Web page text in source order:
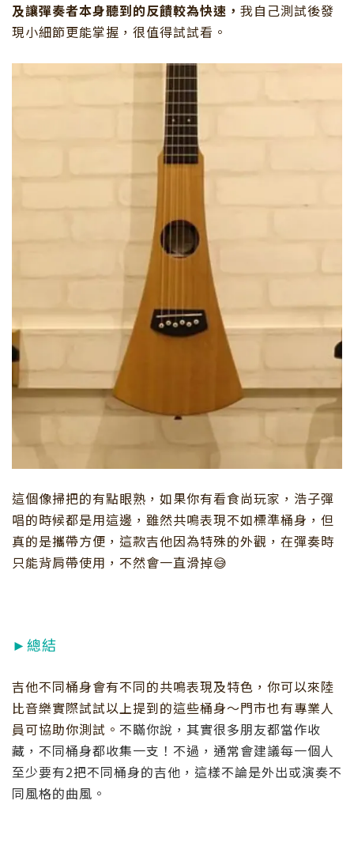
及讓彈奏者本身聽到的反饋較為快速， 我自己測試後發
現小細節更能掌握，很值得試試看。
這個像掃把的有點眼熟，如果你有看食尚玩家，浩子彈
唱的時候都是用這邊，雖然共鳴表現不如標準桶身，但
真的是攜帶方便，這款吉他因為特殊的外觀，在彈奏時
只能背肩帶使用，不然會一直滑掉😅
►總結
吉他不同桶身會有不同的共鳴表現及特色，你可以來陸
比音樂實際試試以上提到的這些桶身～門市也有專業人
員可協助你測試。 不瞞你說，其實很多朋友都當作收
藏，不同桶身都收集一支！不過，通常會建議每一個人
至少要有2把不同桶身的吉他，這樣不論是外出或演奏不
同風格的曲風。